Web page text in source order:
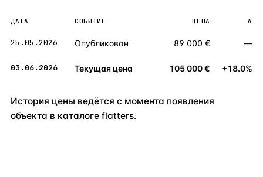
ДАТА СОБЫТИЕ ЦЕНА Δ
25.05.2026 Опубликован 89 000 € —
03.06.2026 Текущая цена 105 000 € +18.0%
История цены ведётся с момента появления
объекта в каталоге flatters.